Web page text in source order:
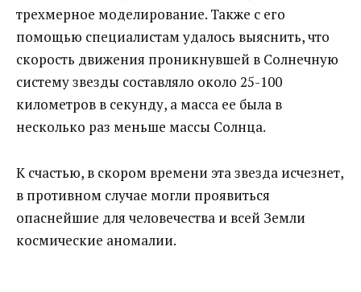
трехмерное моделирование. Также с его
помощью специалистам удалось выяснить, что
скорость движения проникнувшей в Солнечную
систему звезды составляло около 25-100
километров в секунду, а масса ее была в
несколько раз меньше массы Солнца.
К счастью, в скором времени эта звезда исчезнет,
в противном случае могли проявиться
опаснейшие для человечества и всей Земли
космические аномалии.